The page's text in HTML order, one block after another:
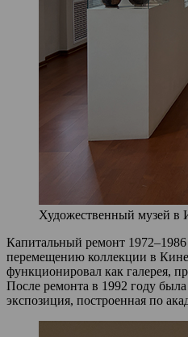
Художественный музей в
Капитальный ремонт
перемещению коллекции в
функционировал как галерея,
После ремонта в 1992 году
экспозиция, построенная по